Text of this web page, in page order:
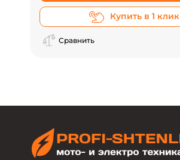
Купить в 1 клик
Сравнить